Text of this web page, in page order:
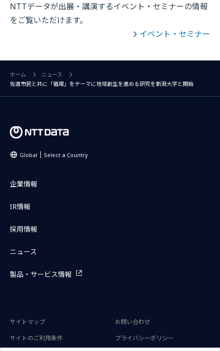
NTTデータが出展・講演するイベント・セミナーの情報
をご覧いただけます。
イベント・セミナー
ホーム
ニュース
佐渡市民と共に「循環」をテーマに地域創生を進める研究を新潟大学と開始
Global Select a Country
企業情報
IR情報
採用情報
ニュース
製品・サービス情報
サイトマップ
お問い合わせ
サイトのご利用条件
プライバシーポリシー